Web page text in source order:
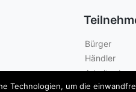
Bürger
Händler
Arbeitgeber
Städte
Technologien, um die